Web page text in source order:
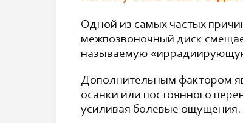
Одной из самых частых
межпозвоночный диск
называемую
Дополнительным фактором
осанки или постоянного
усиливая болевые ощущения.